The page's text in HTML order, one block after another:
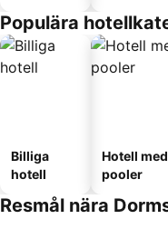
Populära
Billiga
hotell
Hotell med
pooler
Resmål nära